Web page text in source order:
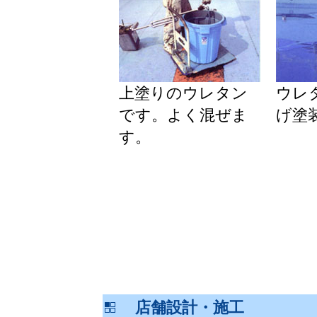
上塗りのウレタン
です。よく混ぜま
す。
ウレ
げ塗
店舗設計・施工